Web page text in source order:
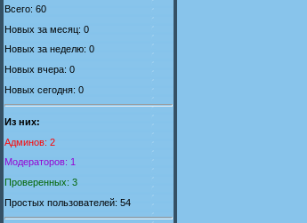
Всего: 60
Новых за месяц: 0
Новых за неделю: 0
Новых вчера: 0
Новых сегодня: 0
Из них:
Админов: 2
Модераторов: 1
Проверенных: 3
Простых пользователей: 54